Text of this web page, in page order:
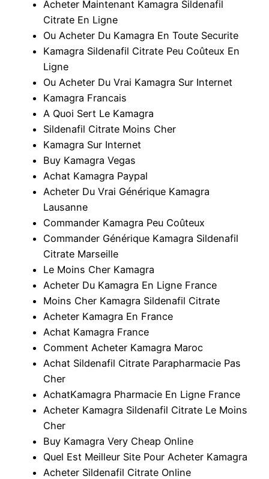
Acheter Maintenant Kamagra Sildenafil
Citrate En Ligne
Ou Acheter Du Kamagra En Toute Securite
Kamagra Sildenafil Citrate Peu Coûteux En
Ligne
Ou Acheter Du Vrai Kamagra Sur Internet
Kamagra Francais
A Quoi Sert Le Kamagra
Sildenafil Citrate Moins Cher
Kamagra Sur Internet
Buy Kamagra Vegas
Achat Kamagra Paypal
Acheter Du Vrai Générique Kamagra
Lausanne
Commander Kamagra Peu Coûteux
Commander Générique Kamagra Sildenafil
Citrate Marseille
Le Moins Cher Kamagra
Acheter Du Kamagra En Ligne France
Moins Cher Kamagra Sildenafil Citrate
Acheter Kamagra En France
Achat Kamagra France
Comment Acheter Kamagra Maroc
Achat Sildenafil Citrate Parapharmacie Pas
Cher
AchatKamagra Pharmacie En Ligne France
Acheter Kamagra Sildenafil Citrate Le Moins
Cher
Buy Kamagra Very Cheap Online
Quel Est Meilleur Site Pour Acheter Kamagra
Acheter Sildenafil Citrate Online